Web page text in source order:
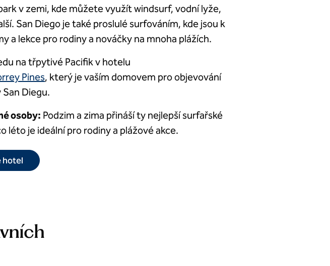
v zemi, kde můžete využít windsurf, vodní lyže,
San Diego je také proslulé surfováním, kde jsou k
a lekce pro rodiny a nováčky na mnoha plážích.
na třpytivé Pacifik v hotelu
Pines, který je vaším domovem pro objevování
Diegu.
osoby: Podzim a zima přináší ty nejlepší surfařské
léto je ideální pro rodiny a plážové akce.
hotel